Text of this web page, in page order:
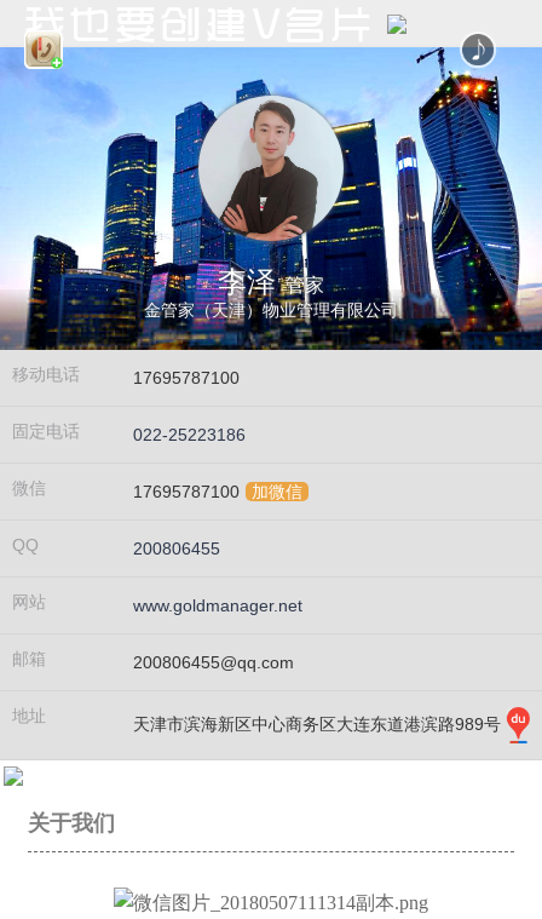
李泽 管家
金管家（天津）物业管理有限公司
移动电话 17695787100
固定电话 022-25223186
微信 17695787100 加微信
QQ 200806455
网站 www.goldmanager.net
邮箱 200806455@qq.com
地址 天津市滨海新区中心商务区大连东道港滨路989号
关于我们